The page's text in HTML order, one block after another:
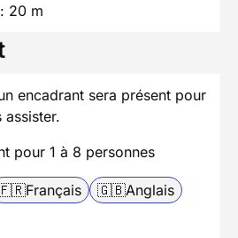
20 m
encadrant sera présent pour
pour 1 à 8 personnes
Français 🇬🇧Anglais